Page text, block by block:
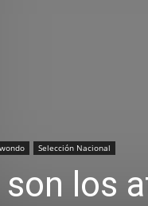
Selección Nacional
los